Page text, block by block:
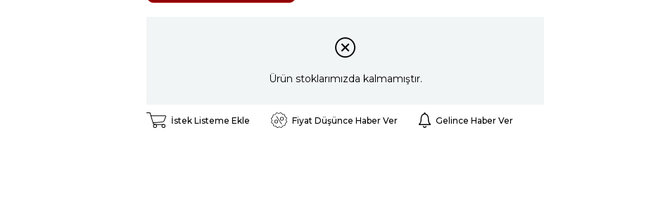
Ürün stoklarımızda kalmamıştır.
İstek Listeme Ekle Fiyat Düşünce Haber Ver Gelince Haber Ver